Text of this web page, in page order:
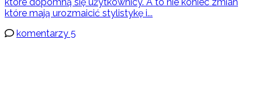
które dopomną się użytkownicy. A to nie koniec zmian
które mają urozmaicić stylistykę i...
komentarzy 5